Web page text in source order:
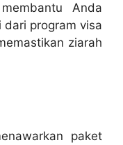
Anda
dari program visa
ziarah
paket